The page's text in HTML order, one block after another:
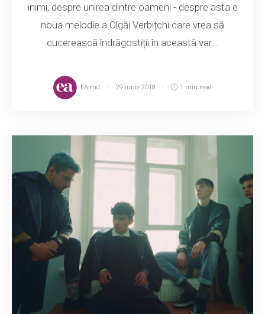
inimi, despre unirea dintre oameni - despre asta e
noua melodie a Olgăi Verbițchi care vrea să
cucerească îndrăgostiții în această var...
EA.md 29 iunie 2018 1 min read